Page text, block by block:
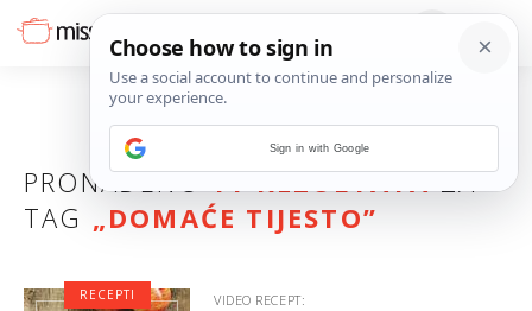
PRONAĐENO11 REZULTATAZA
TAG „DOMAĆE TIJESTO”
VIDEO RECEPT:
RECEPTI
Sign in with Google